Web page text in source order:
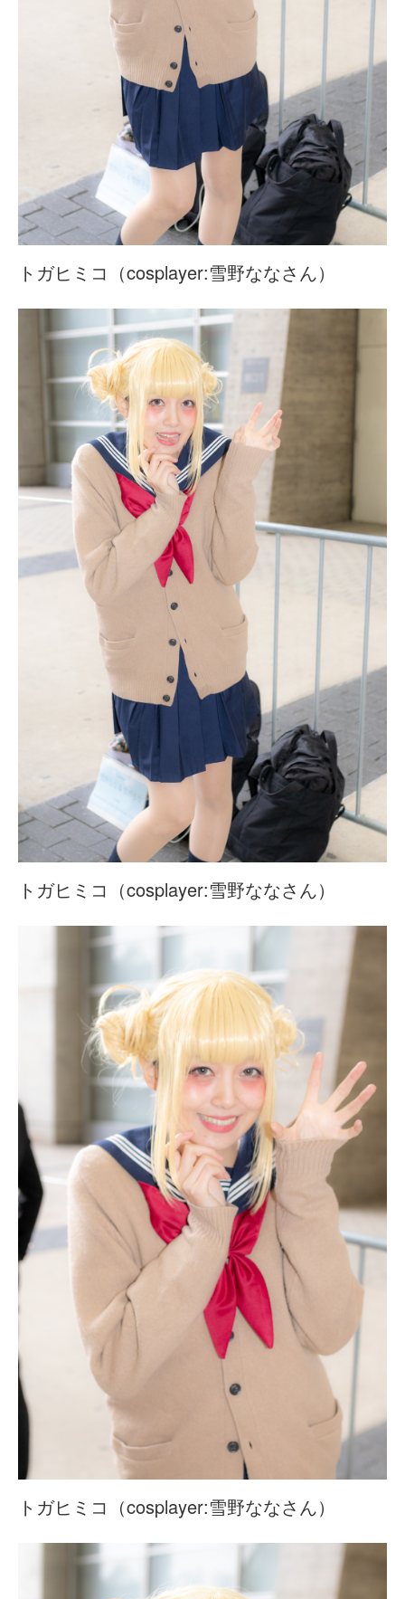
トガヒミコ（cosplayer:雪野ななさん）
トガヒミコ（cosplayer:雪野ななさん）
トガヒミコ（cosplayer:雪野ななさん）